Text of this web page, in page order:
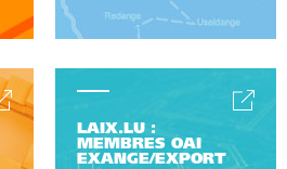
LAIX.LU :
MEMBRES OAI
EXANGE/EXPORT